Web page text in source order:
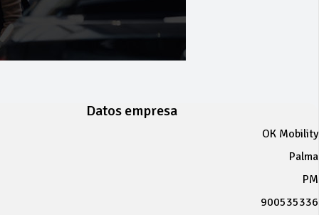
Datos empresa
OK Mobility
Palma
PM
900535336